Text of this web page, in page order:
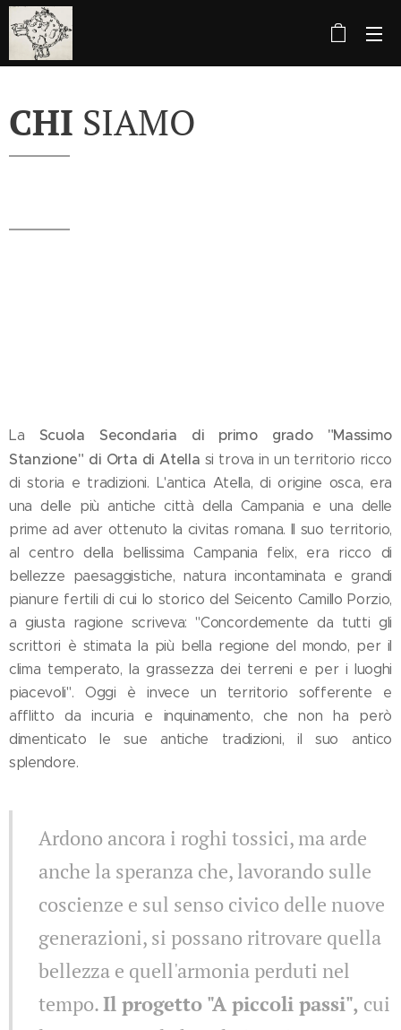
CHI SIAMO
La Scuola Secondaria di primo grado "Massimo
Stanzione" di Orta di Atella si trova in un territorio ricco
di storia e tradizioni. L'antica Atella, di origine osca, era
una delle più antiche città della Campania e una delle
prime ad aver ottenuto la civitas romana. Il suo territorio,
al centro della bellissima Campania felix, era ricco di
bellezze paesaggistiche, natura incontaminata e grandi
pianure fertili di cui lo storico del Seicento Camillo Porzio,
a giusta ragione scriveva: "Concordemente da tutti gli
scrittori è stimata la più bella regione del mondo, per il
clima temperato, la grassezza dei terreni e per i luoghi
piacevoli". Oggi è invece un territorio sofferente e
afflitto da incuria e inquinamento, che non ha però
dimenticato le sue antiche tradizioni, il suo antico
splendore.
Ardono ancora i roghi tossici, ma arde
anche la speranza che, lavorando sulle
coscienze e sul senso civico delle nuove
generazioni, si possano ritrovare quella
bellezza e quell'armonia perduti nel
tempo.Il progetto "A piccoli passi", cui